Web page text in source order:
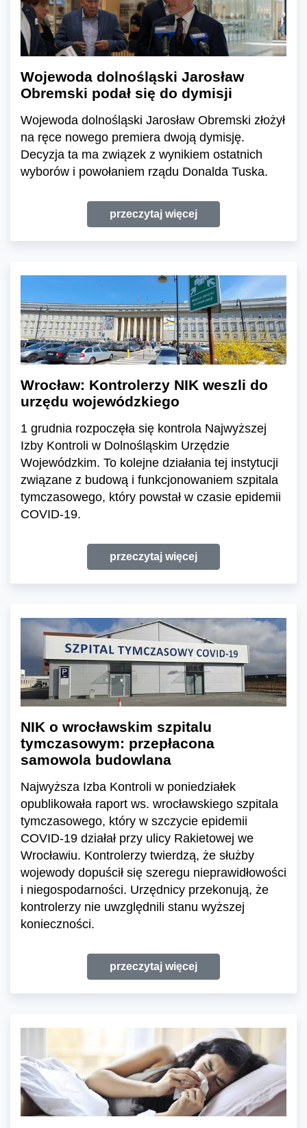
Wojewoda dolnośląski Jarosław
Obremski podał się do dymisji
Wojewoda dolnośląski Jarosław Obremski złożył
na ręce nowego premiera dwoją dymisję.
Decyzja ta ma związek z wynikiem ostatnich
wyborów i powołaniem rządu Donalda Tuska.
przeczytaj więcej
Wrocław: Kontrolerzy NIK weszli do
urzędu wojewódzkiego
1 grudnia rozpoczęła się kontrola Najwyższej
Izby Kontroli w Dolnośląskim Urzędzie
Wojewódzkim. To kolejne działania tej instytucji
związane z budową i funkcjonowaniem szpitala
tymczasowego, który powstał w czasie epidemii
COVID-19.
przeczytaj więcej
NIK o wrocławskim szpitalu
tymczasowym: przepłacona
samowola budowlana
Najwyższa Izba Kontroli w poniedziałek
opublikowała raport ws. wrocławskiego szpitala
tymczasowego, który w szczycie epidemii
COVID-19 działał przy ulicy Rakietowej we
Wrocławiu. Kontrolerzy twierdzą, że służby
wojewody dopuścił się szeregu nieprawidłowości
i niegospodarności. Urzędnicy przekonują, że
kontrolerzy nie uwzględnili stanu wyższej
konieczności.
przeczytaj więcej